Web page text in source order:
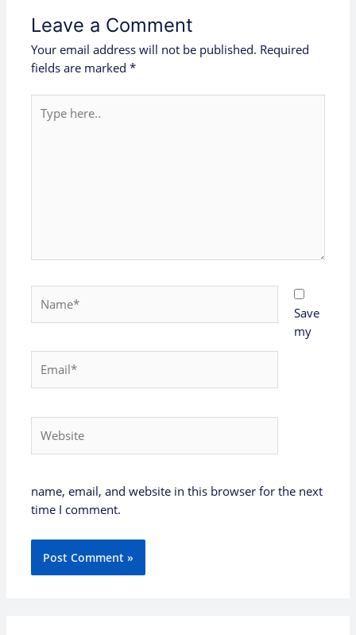
Leave a Comment
Your email address will not be published. Required
fields are marked*
here..
Save
my
name, email, and website in this browser for the next
time I comment.